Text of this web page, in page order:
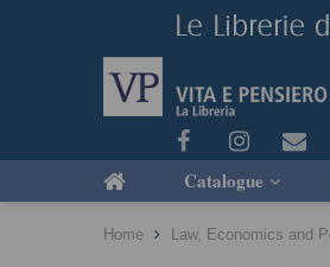
Catalogue
Home Law, Economics and